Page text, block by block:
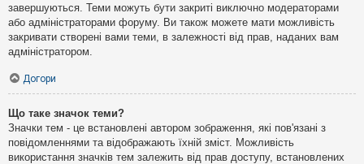
завершуються. Теми можуть бути закриті виключно модераторами
або адміністраторами форуму. Ви також можете мати можливість
закривати створені вами теми, в залежності від прав, наданих вам
адміністратором.
Догори
Що таке значок теми?
Значки тем - це встановлені автором зображення, які пов'язані з
повідомленнями та відображають їхній зміст. Можливість
використання значків тем залежить від прав доступу, встановлених